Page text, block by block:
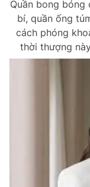
Quần bong bóng
bí, quần ống
cách phóng
thời thượng